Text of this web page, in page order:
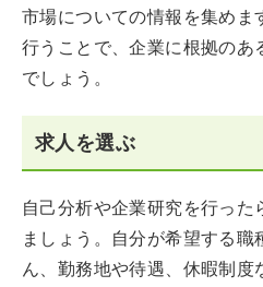
市場についての情報を集めま
行うことで、企業に根拠のあ
でしょう。
求人を選ぶ
自己分析や企業研究を行っ
ましょう。自分が希望する職
ん、勤務地や待遇、休暇制